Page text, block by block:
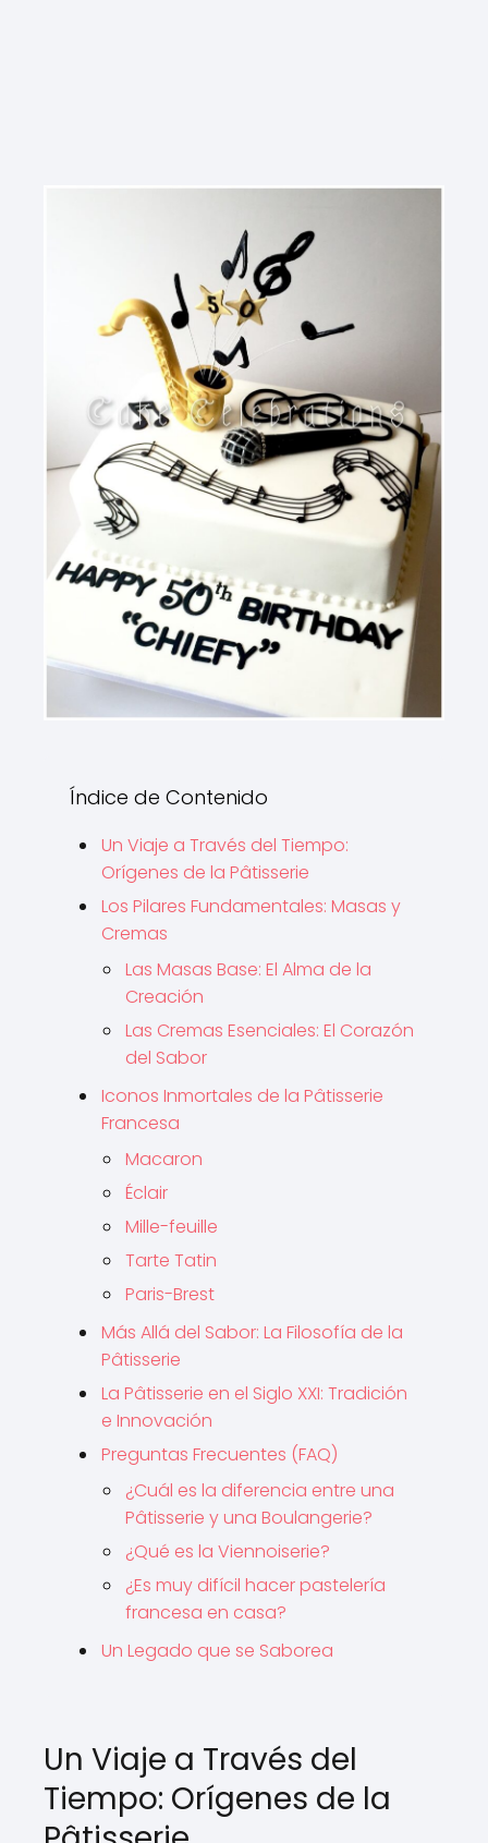
Índice de Contenido
Un Viaje a Través del Tiempo:
Orígenes de la Pâtisserie
Los Pilares Fundamentales: Masas y
Cremas
Las Masas Base: El Alma de la
Creación
Las Cremas Esenciales: El Corazón
del Sabor
Iconos Inmortales de la Pâtisserie
Francesa
Macaron
Éclair
Mille-feuille
Tarte Tatin
Paris-Brest
Más Allá del Sabor: La Filosofía de la
Pâtisserie
La Pâtisserie en el Siglo XXI: Tradición
e Innovación
Preguntas Frecuentes (FAQ)
¿Cuál es la diferencia entre una
Pâtisserie y una Boulangerie?
¿Qué es la Viennoiserie?
¿Es muy difícil hacer pastelería
francesa en casa?
Un Legado que se Saborea
Un Viaje a Través del
Tiempo: Orígenes de la